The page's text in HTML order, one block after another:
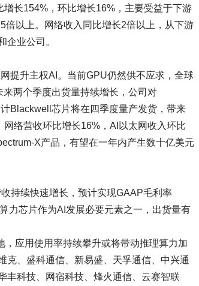
长154%，环比增长16%，主要受益于下游
以上。网络收入同比增长2倍以上，从下游
企业公司。
提升主权AI。当前GPU仍然供不应求，全球
两个季度出货量持续增长，公司对
Blackwell芯片将在四季度量产发货，带来
络营收环比增长16%，AI以太网收入环比
X产品，有望在一年内产生数十亿美元
持续快速增长，预计实现GAAP毛利率
力芯片作为AI发展必要元素之一，出货量有
应用使用率持续攀升或将带动推理算力加
克、盛科通信、新易盛、天孚通信、中兴通
丰科技、网宿科技、烽火通信、云赛智联